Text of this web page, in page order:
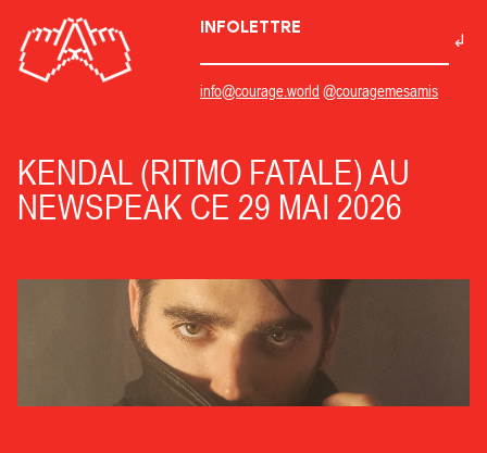
INFOLETTRE
info@courage.world @couragemesamis
KENDAL (RITMO FATALE) AU
NEWSPEAK CE 29 MAI 2026